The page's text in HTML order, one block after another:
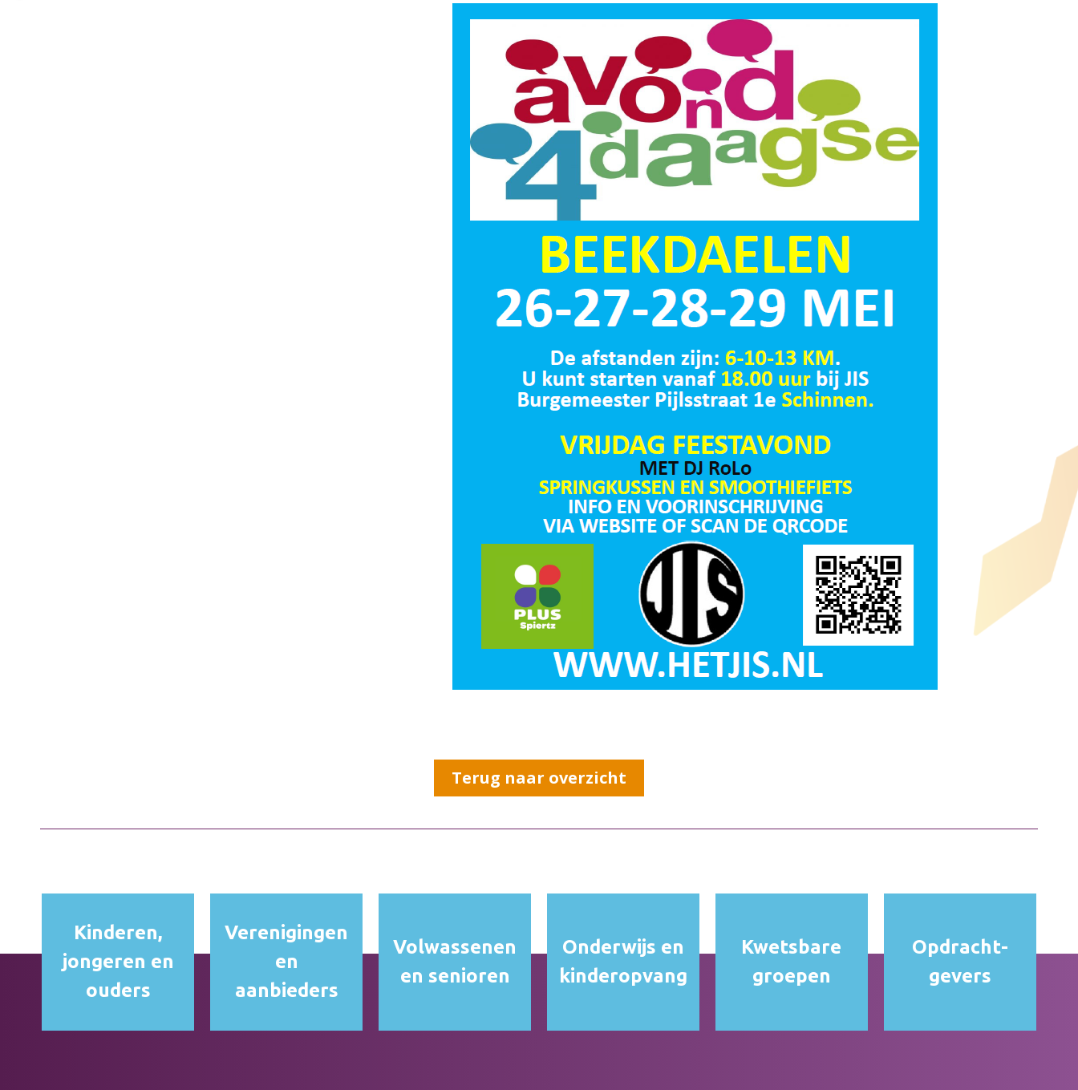
Terug naar overzicht
Kinderen,
jongeren en
ouders
Verenigingen
en
aanbieders
Volwassenen
en senioren
Onderwijs en
kinderopvang
Kwetsbare
groepen
Opdracht­
gevers